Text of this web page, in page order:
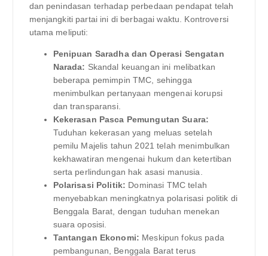
dan penindasan terhadap perbedaan pendapat telah
menjangkiti partai ini di berbagai waktu. Kontroversi
utama meliputi:
Penipuan Saradha dan Operasi Sengatan
Narada: Skandal keuangan ini melibatkan
beberapa pemimpin TMC, sehingga
menimbulkan pertanyaan mengenai korupsi
dan transparansi.
Kekerasan Pasca Pemungutan Suara:
Tuduhan kekerasan yang meluas setelah
pemilu Majelis tahun 2021 telah menimbulkan
kekhawatiran mengenai hukum dan ketertiban
serta perlindungan hak asasi manusia.
Polarisasi Politik: Dominasi TMC telah
menyebabkan meningkatnya polarisasi politik di
Benggala Barat, dengan tuduhan menekan
suara oposisi.
Tantangan Ekonomi: Meskipun fokus pada
pembangunan, Benggala Barat terus